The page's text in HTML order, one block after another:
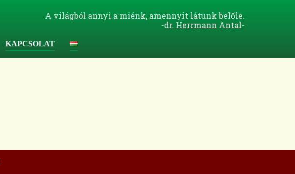
A világból annyi a miénk, amennyit látunk belőle.
-dr. Herrmann Antal-
KAPCSOLAT